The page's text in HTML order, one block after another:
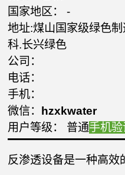
国家地区： -
地址:煤山国家级绿色
科.长兴绿色
公司：
电话：
手机：
微信：
hzxkwater
用户等级： 普通手机验
反渗透设备是一种高效